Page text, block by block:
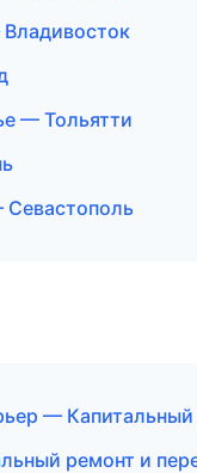
— Тольятти
— Капитальный
ремонт и